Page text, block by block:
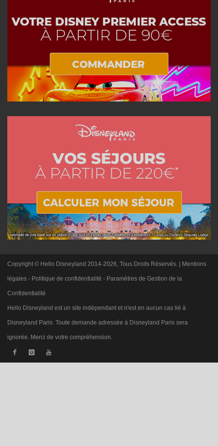
Copyright © Hello Disneyland 2014-2026, Tous Droits Réservés. | Mentions
légales - Politique de confidentialité - Paramètres de Gestion de la
Confidentialité
Hello Disneyland est un site indépendant et n'est en aucun cas lié à
Disneyland Paris. Toute demande adressée à Disneyland Paris sera
ignorée. Merci de votre compréhension.